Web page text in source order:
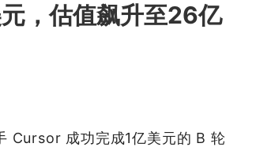
，估值飙升至26亿
Cursor 成功完成1亿美元的 B 轮